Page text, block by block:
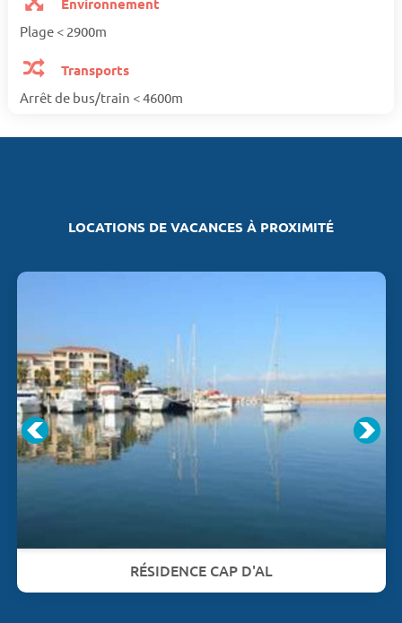
Environnement
Plage < 2900m
Transports
Arrêt de bus/train < 4600m
LOCATIONS DE VACANCES À PROXIMITÉ
RÉSIDENCE CAP D'AL